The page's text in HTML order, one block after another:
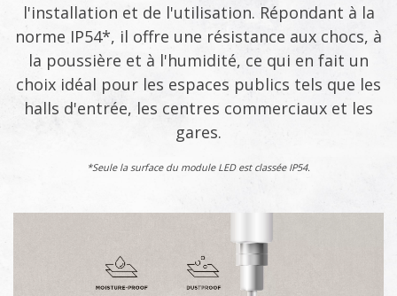
l'installation et de l'utilisation. Répondant à la
norme IP54*, il offre une résistance aux chocs, à
la poussière et à l'humidité, ce qui en fait un
choix idéal pour les espaces publics tels que les
halls d'entrée, les centres commerciaux et les
gares.
*Seule la surface du module LED est classée IP54.